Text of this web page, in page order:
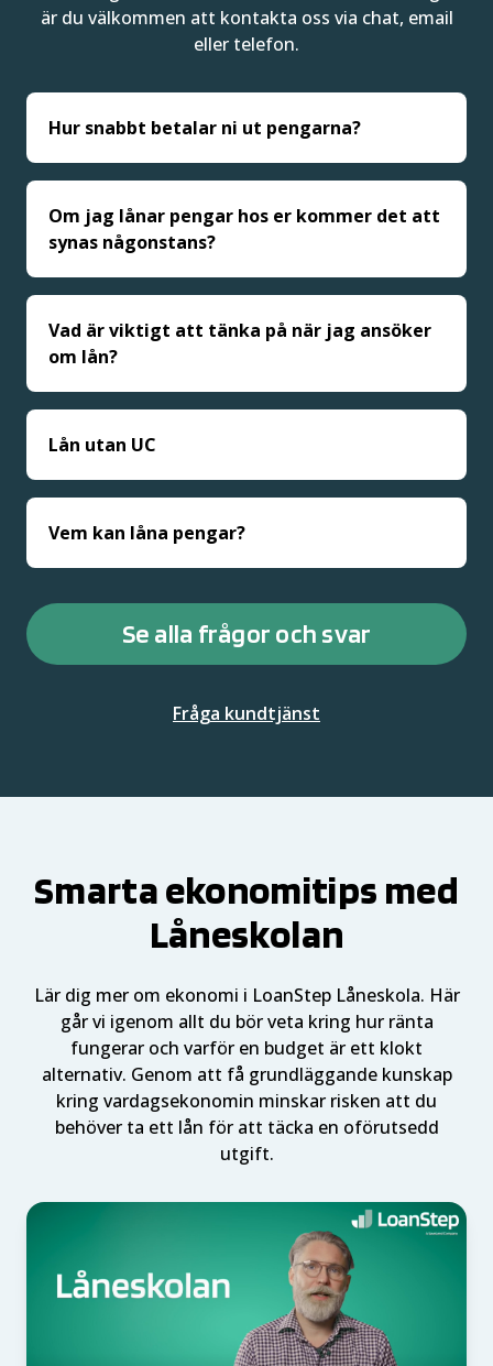
är du välkommen att kontakta oss via chat, email
eller telefon.
Hur snabbt betalar ni ut pengarna?
Om jag lånar pengar hos er kommer det att
synas någonstans?
Vad är viktigt att tänka på när jag ansöker
om lån?
Lån utan UC
Vem kan låna pengar?
Se alla frågor och svar
Fråga kundtjänst
Smarta ekonomitips med
Låneskolan
Lär dig mer om ekonomi i LoanStep Låneskola. Här
går vi igenom allt du bör veta kring hur ränta
fungerar och varför en budget är ett klokt
alternativ. Genom att få grundläggande kunskap
kring vardagsekonomin minskar risken att du
behöver ta ett lån för att täcka en oförutsedd
utgift.